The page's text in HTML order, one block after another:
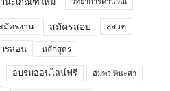
มัครงาน สมัครสอบ สสวท
รสอน หลักสูตร
อบรมออนไลน์ฟรี อัมพร พินะสา